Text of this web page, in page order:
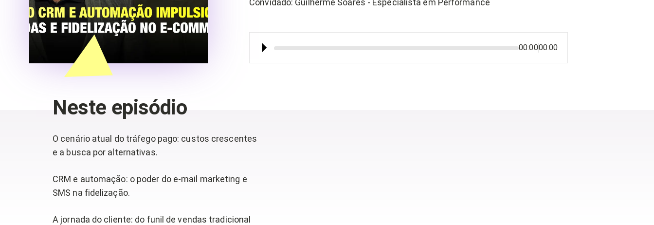
Convidado: Guilherme Soares - Especialista em Performance
⏵︎ 00:0000:00
Neste episódio
O cenário atual do tráfego pago: custos crescentes
e a busca por alternativas.
CRM e automação: o poder do e-mail marketing e
SMS na fidelização.
A jornada do cliente: do funil de vendas tradicional